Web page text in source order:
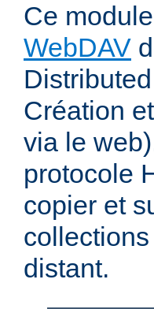
Ce
WebDAV
Création
via le
protocole
copier et
distant.